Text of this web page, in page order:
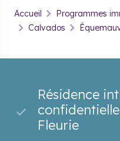
Le Clos des Artistes
Accueil Programmes
Calvados
Résidence
Fleurie